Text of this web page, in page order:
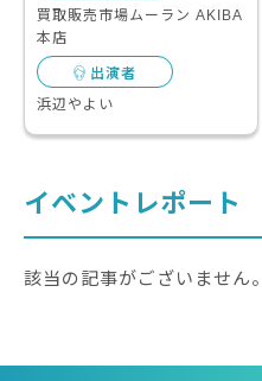
買取販売市場ムーラン AKIBA
本店
出演者
浜辺やよい
イベントレポート
該当の記事がございません。